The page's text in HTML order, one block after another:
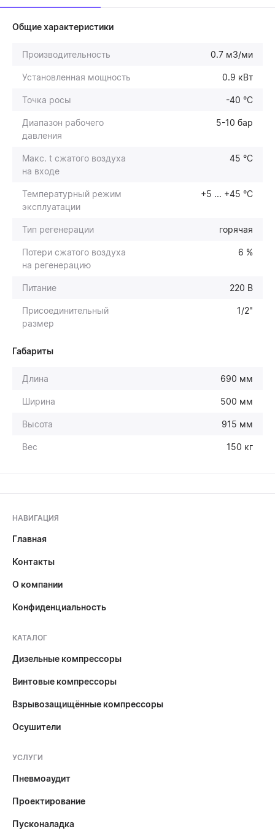
Общие характеристики
Производительность 0.7 м3/ми
Установленная мощность 0.9 кВт
Точка росы -40 °C
Диапазон рабочего
давления
5-10 бар
Макс. t сжатого воздуха
на входе
45 °C
Температурный режим
эксплуатации
+5 ... +45 °С
Тип регенерации горячая
Потери сжатого воздуха
на регенерацию
6 %
Питание 220 В
Присоединительный
размер
1/2"
Габариты
Длина 690 мм
Ширина 500 мм
Высота 915 мм
Вес 150 кг
НАВИГАЦИЯ
Главная
Контакты
О компании
Конфиденциальность
КАТАЛОГ
Дизельные компрессоры
Винтовые компрессоры
Взрывозащищённые компрессоры
Осушители
УСЛУГИ
Пневмоаудит
Проектирование
Пусконаладка